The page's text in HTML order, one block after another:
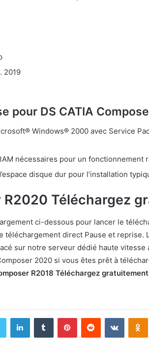
2019
pour DS CATIA
Windows® 2000 avec Service
nécessaires pour un fonctionnement
disque dur pour l’installation
R2020 Téléchargez
ci-dessous pour lancer le
téléchargement direct Pause et reprise.
sur notre serveur dédié haute vitesse
2020 si vous êtes prêt à
R2018 Téléchargez gratuitement
Twitter LinkedinTumblr PinterestReddit